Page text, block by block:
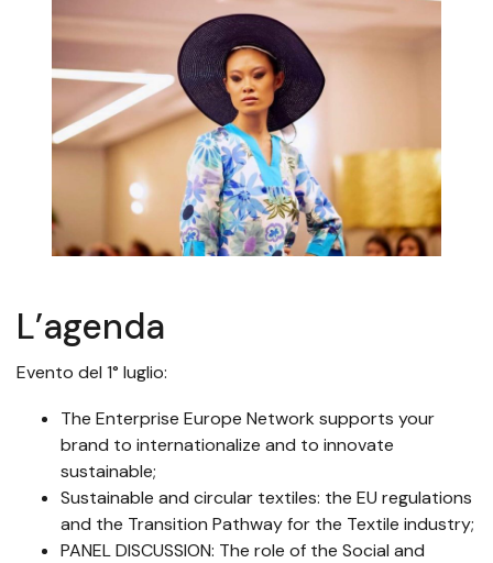
L’agenda
Evento del 1° luglio:
The Enterprise Europe Network supports your
brand to internationalize and to innovate
sustainable;
Sustainable and circular textiles: the EU regulations
and the Transition Pathway for the Textile industry;
PANEL DISCUSSION: The role of the Social and